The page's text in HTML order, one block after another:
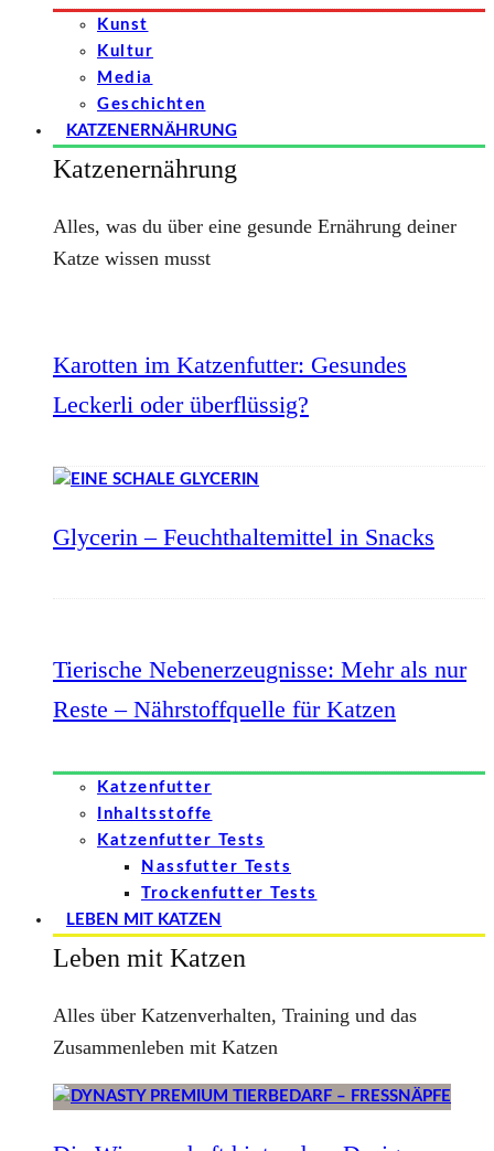
Kunst
Kultur
Media
Geschichten
KATZENERNÄHRUNG
Katzenernährung
Alles, was du über eine gesunde Ernährung deiner
Katze wissen musst
Karotten im Katzenfutter: Gesundes
Leckerli oder überflüssig?
Glycerin – Feuchthaltemittel in Snacks
Tierische Nebenerzeugnisse: Mehr als nur
Reste – Nährstoffquelle für Katzen
Katzenfutter
Inhaltsstoffe
Katzenfutter Tests
Nassfutter Tests
Trockenfutter Tests
LEBEN MIT KATZEN
Leben mit Katzen
Alles über Katzenverhalten, Training und das
Zusammenleben mit Katzen